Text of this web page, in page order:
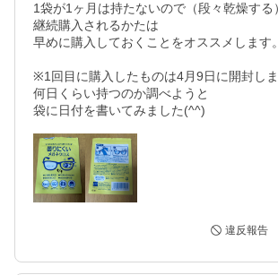
1袋が1ヶ月は持たないので（段々乾燥する）
継続購入されるかたは
早めに購入しておくことをオススメします。
※1回目に購入したものは4月9日に開封しま
何日くらい持つのか調べようと
違反報告